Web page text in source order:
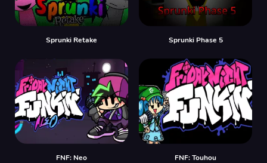
Sprunki Retake Sprunki Phase 5
FNF: Neo FNF: Touhou